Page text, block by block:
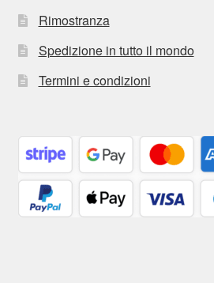
Rimostranza
Spedizione in tutto il mondo
Termini e condizioni